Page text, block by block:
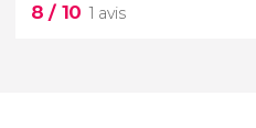
8/ 10 1 avis